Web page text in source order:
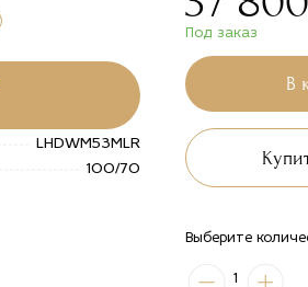
LHDWM53MLR
100/70
Под заказ
В
Выберите
1